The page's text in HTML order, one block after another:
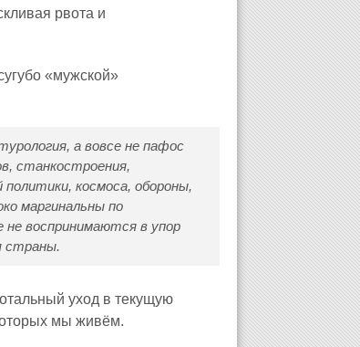
рвота и
«мужской»
а вовсе не пафос
станкостроения,
космоса, обороны,
маргинальны по
воспринимаются в упор
страны.
уход в текущую
мы живём.